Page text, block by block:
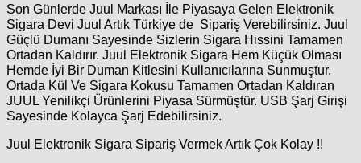
Son Günlerde Juul Markası İle Piyasaya Gelen Elektronik
Sigara Devi Juul Artık Türkiye de Sipariş Verebilirsiniz. Juul
Güçlü Dumanı Sayesinde Sizlerin Sigara Hissini Tamamen
Ortadan Kaldırır. Juul Elektronik Sigara Hem Küçük Olması
Hemde İyi Bir Duman Kitlesini Kullanıcılarına Sunmuştur.
Ortada Kül Ve Sigara Kokusu Tamamen Ortadan Kaldıran
JUUL Yenilikçi Ürünlerini Piyasa Sürmüştür. USB Şarj Girişi
Sayesinde Kolayca Şarj Edebilirsiniz.
Juul Elektronik Sigara Sipariş Vermek Artık Çok Kolay !!